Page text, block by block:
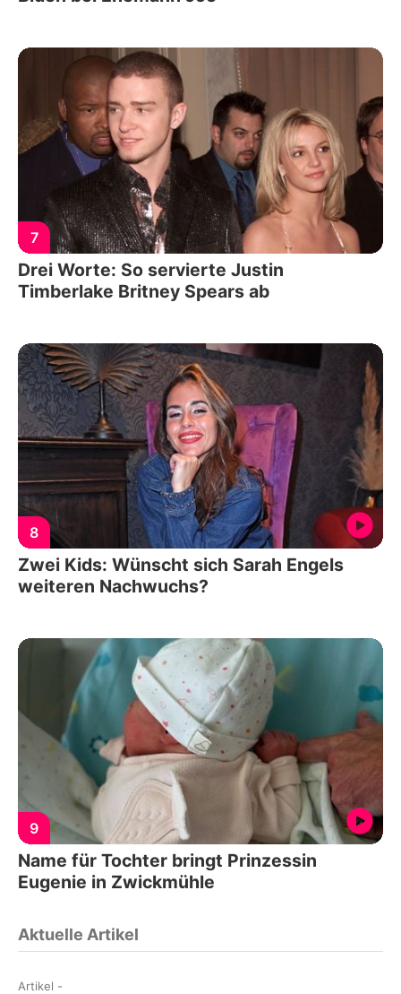
7
Drei Worte: So servierte Justin
Timberlake Britney Spears ab
8
Zwei Kids: Wünscht sich Sarah Engels
weiteren Nachwuchs?
9
Name für Tochter bringt Prinzessin
Eugenie in Zwickmühle
Aktuelle Artikel
Artikel -